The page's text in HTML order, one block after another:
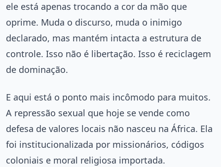
ele está apenas trocando a cor da mão que
oprime. Muda o discurso, muda o inimigo
declarado, mas mantém intacta a estrutura de
controle. Isso não é libertação. Isso é reciclagem
de dominação.
E aqui está o ponto mais incômodo para muitos.
A repressão sexual que hoje se vende como
defesa de valores locais não nasceu na África. Ela
foi institucionalizada por missionários, códigos
coloniais e moral religiosa importada.